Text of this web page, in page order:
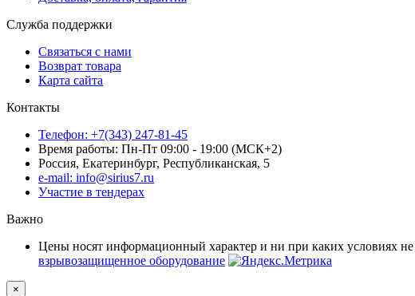
Служба поддержки
Связаться с нами
Возврат товара
Карта сайта
Контакты
Телефон: +7(343) 247-81-45
Время работы: Пн-Пт 09:00 - 19:00 (МСК+2)
Россия, Екатеринбург, Республиканская, 5
e-mail: info@sirius7.ru
Участие в тендерах
Важно
Цены носят информационный характер и ни при каких условиях
взрывозащищенное оборудование
×